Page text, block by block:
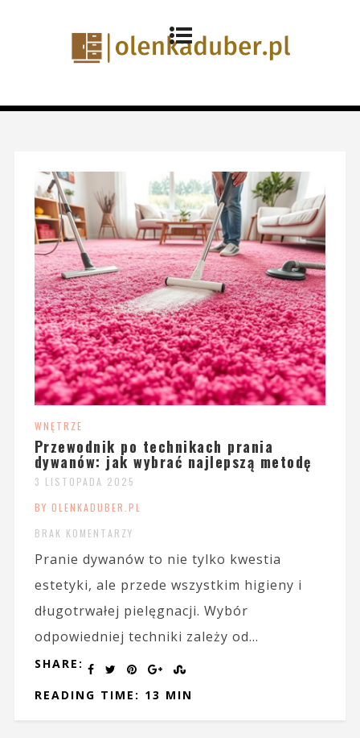
WNĘTRZE
Przewodnik po technikach prania
dywanów: jak wybrać najlepszą metodę
3 LISTOPADA 2025
BY OLENKADUBER.PL
BRAK KOMENTARZY
Pranie dywanów to nie tylko kwestia
estetyki, ale przede wszystkim higieny i
długotrwałej pielęgnacji. Wybór
odpowiedniej techniki zależy od...
SHARE:
READING TIME: 13 MIN